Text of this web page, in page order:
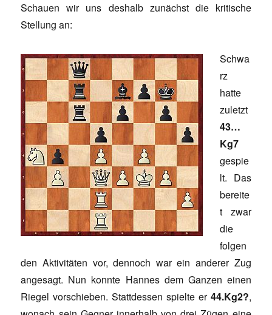
Schauen wir uns deshalb zunächst die kritische
Stellung an:
Schwa
rz
hatte
zuletzt
43…
Kg7
gespie
lt. Das
bereite
t zwar
die
folgen
den Aktivitäten vor, dennoch war ein anderer Zug
angesagt. Nun konnte Hannes dem Ganzen einen
Riegel vorschieben. Stattdessen spielte er 44.Kg2?,